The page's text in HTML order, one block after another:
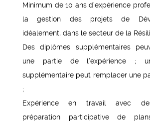
Minimum de 10 ans d’expérience
la gestion des projets de
idéalement, dans le secteur de la
Des diplômes supplémentaires
une partie de l’expérience ;
supplémentaire peut remplacer une
;
Expérience en travail avec
préparation participative de